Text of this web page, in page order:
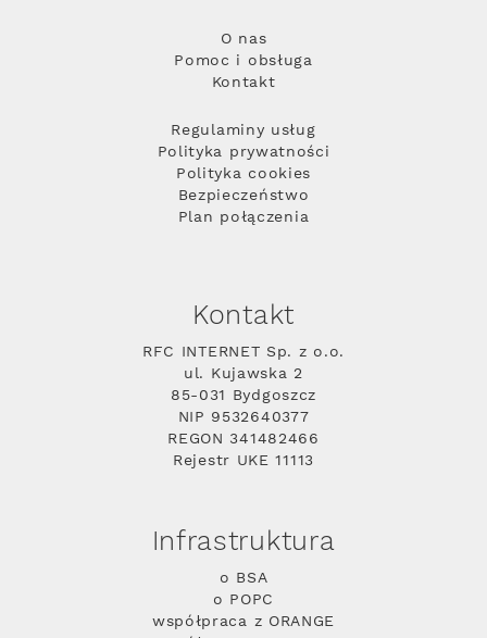
O nas
Pomoc i obsługa
Kontakt
Regulaminy usług
Polityka prywatności
Polityka cookies
Bezpieczeństwo
Plan połączenia
Kontakt
RFC INTERNET Sp. z o.o.
ul. Kujawska 2
85-031 Bydgoszcz
NIP 9532640377
REGON 341482466
Rejestr UKE 11113
Infrastruktura
o BSA
o POPC
współpraca z ORANGE